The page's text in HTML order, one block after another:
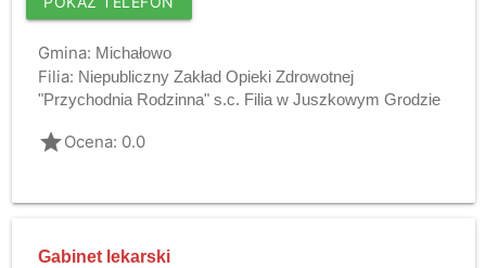
Gmina: Michałowo
Filia: Niepubliczny Zakład Opieki Zdrowotnej
"Przychodnia Rodzinna" s.c. Filia w Juszkowym Grodzie
gradeOcena: 0.0
Gabinet lekarski